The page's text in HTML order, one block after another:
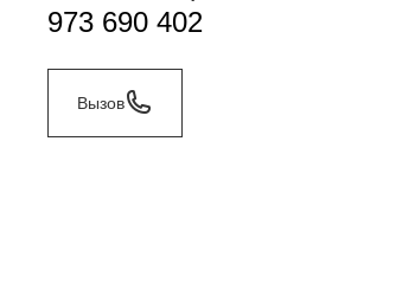
973 690 402
Вызов